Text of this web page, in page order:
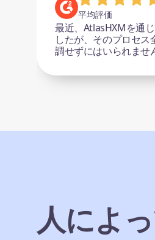
平均評価
Atlasによるスムーズ
人によ